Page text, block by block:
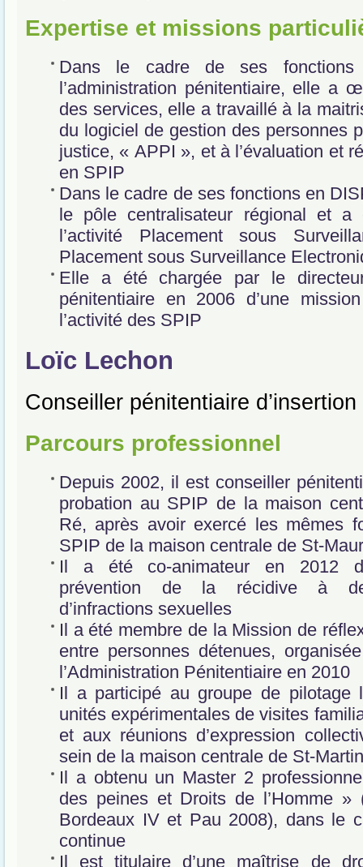
Expertise et missions
Dans le cadre de ses
l’administration pénitentiaire, elle a
des services, elle a travaillé à la
du logiciel de gestion des personnes
justice, « APPI », et à l’évaluation et
en SPIP
Dans le cadre de ses fonctions en
le pôle centralisateur régional et
l’activité Placement sous
Placement sous Surveillance
Elle a été chargée par le directeur
pénitentiaire en 2006 d’une
l’activité des SPIP
Loïc Lechon
Conseiller pénitentiaire
Parcours professionnel
Depuis 2002, il est conseiller
probation au SPIP de la maison
Ré, après avoir exercé les mêmes
SPIP de la maison centrale de St-Maur
Il a été co-animateur en 2012
prévention de la récidive à
d’infractions sexuelles
Il a été membre de la Mission de
entre personnes détenues,
l’Administration Pénitentiaire en 2010
Il a participé au groupe de pilotage
unités expérimentales de visites
et aux réunions d’expression
sein de la maison centrale de St-
Il a obtenu un Master 2
des peines et Droits de l’Homme »
Bordeaux IV et Pau 2008), dans le
continue
Il est titulaire d’une maîtrise de